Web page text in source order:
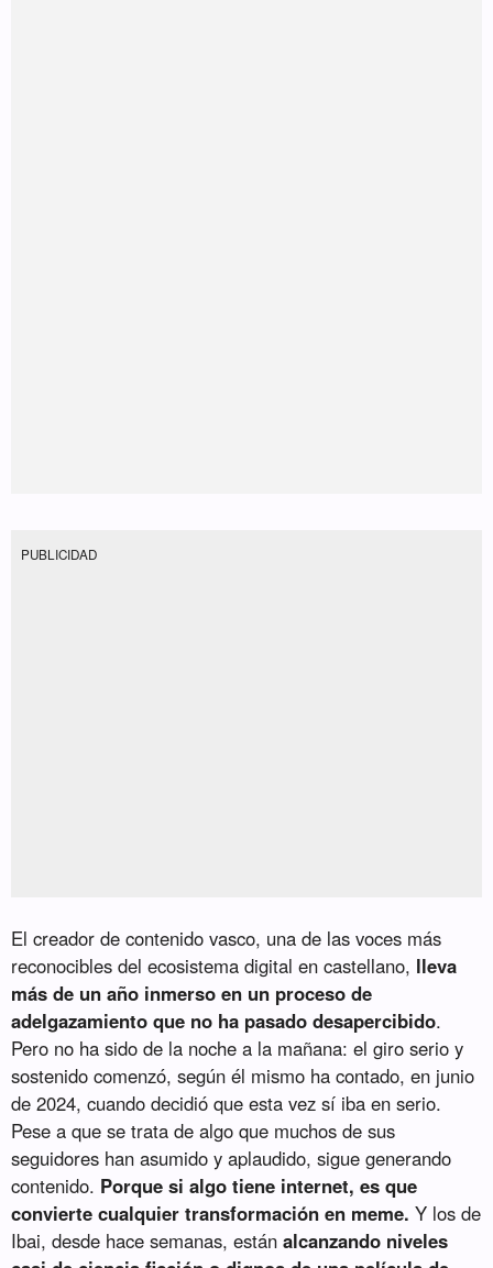
PUBLICIDAD
El creador de contenido vasco, una de las voces más
reconocibles del ecosistema digital en castellano, lleva
más de un año inmerso en un proceso de
adelgazamiento que no ha pasado desapercibido.
Pero no ha sido de la noche a la mañana: el giro serio y
sostenido comenzó, según él mismo ha contado, en junio
de 2024, cuando decidió que esta vez sí iba en serio.
Pese a que se trata de algo que muchos de sus
seguidores han asumido y aplaudido, sigue generando
contenido. Porque si algo tiene internet, es que
convierte cualquier transformación en meme. Y los de
Ibai, desde hace semanas, estánalcanzando niveles